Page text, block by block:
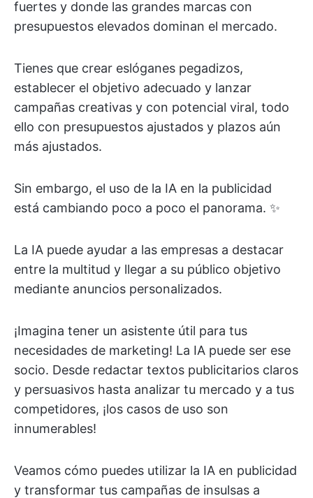
fuertes y donde las grandes marcas con
presupuestos elevados dominan el mercado.
Tienes que crear eslóganes pegadizos,
establecer el objetivo adecuado y lanzar
campañas creativas y con potencial viral, todo
ello con presupuestos ajustados y plazos aún
más ajustados.
Sin embargo, el uso de la IA en la publicidad
está cambiando poco a poco el panorama. ✨
La IA puede ayudar a las empresas a destacar
entre la multitud y llegar a su público objetivo
mediante anuncios personalizados.
¡Imagina tener un asistente útil para tus
necesidades de marketing! La IA puede ser ese
socio. Desde redactar textos publicitarios claros
y persuasivos hasta analizar tu mercado y a tus
competidores, ¡los casos de uso son
innumerables!
Veamos cómo puedes utilizar la IA en publicidad
y transformar tus campañas de insulsas a